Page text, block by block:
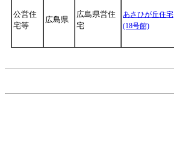
公営住
宅等
広島県
広島県営住
宅
あさひが丘住宅
(18号館)